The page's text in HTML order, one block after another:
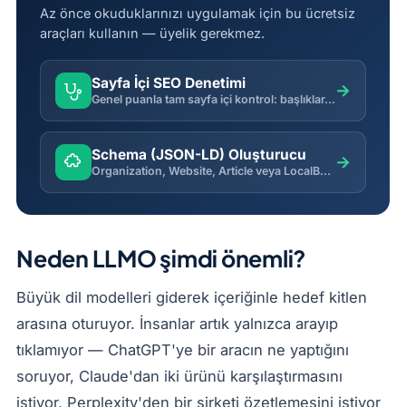
Az önce okuduklarınızı uygulamak için bu ücretsiz
araçları kullanın — üyelik gerekmez.
Sayfa İçi SEO Denetimi
Genel puanla tam sayfa içi kontrol: başlıklar, başlık etiketleri, görseller, linkler, mobil, hız, indekslenebilirlik ve daha fazlası. →
Schema (JSON-LD) Oluşturucu
Organization, Website, Article veya LocalBusiness için geçerli JSON-LD yapısal veri üretir. →
Neden LLMO şimdi önemli?
Büyük dil modelleri giderek içeriğinle hedef kitlen
arasına oturuyor. İnsanlar artık yalnızca arayıp
tıklamıyor — ChatGPT'ye bir aracın ne yaptığını
soruyor, Claude'dan iki ürünü karşılaştırmasını
istiyor, Perplexity'den bir şirketi özetlemesini istiyor